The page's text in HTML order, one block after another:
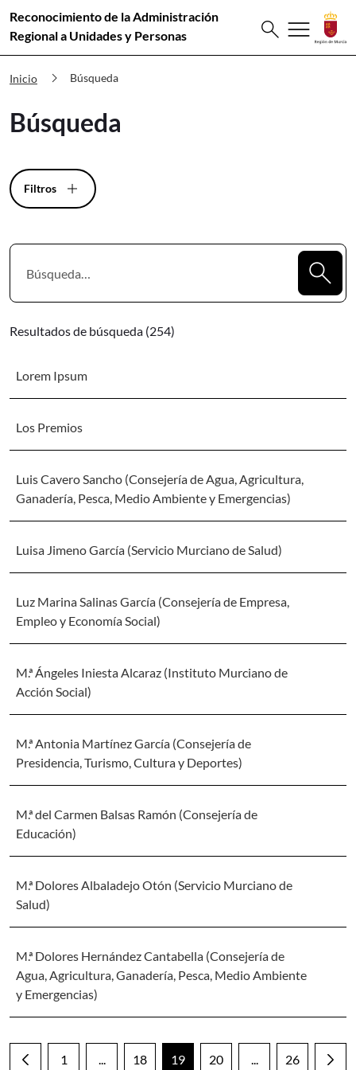
Premios Innovación Búsqueda
Reconocimiento de la Administración
Regional a Unidades y Personas
Buscar
search menu
Inicio chevron_right Búsqueda
Búsqueda
Filtros
Resultados de búsqueda (254)
Lorem Ipsum
Los Premios
Luis Cavero Sancho (Consejería de Agua, Agricultura,
Ganadería, Pesca, Medio Ambiente y Emergencias)
Luisa Jimeno García (Servicio Murciano de Salud)
Luz Marina Salinas García (Consejería de Empresa,
Empleo y Economía Social)
M.ª Ángeles Iniesta Alcaraz (Instituto Murciano de
Acción Social)
M.ª Antonia Martínez García (Consejería de
Presidencia, Turismo, Cultura y Deportes)
M.ª del Carmen Balsas Ramón (Consejería de
Educación)
M.ª Dolores Albaladejo Otón (Servicio Murciano de
Salud)
M.ª Dolores Hernández Cantabella (Consejería de
Agua, Agricultura, Ganadería, Pesca, Medio Ambiente
y Emergencias)
1 18 19 20 26